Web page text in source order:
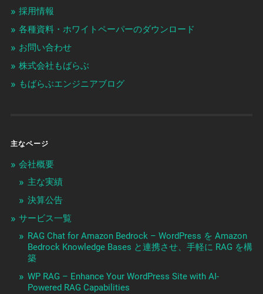
採用情報
各種資料・ホワイトペーパーのダウンロード
お問い合わせ
株式会社もばらぶ
もばらぶエンジニアブログ
主なページ
会社概要
主な実績
決算公告
サービス一覧
RAG Chat for Amazon Bedrock – WordPress を Amazon
Bedrock Knowledge Bases と連携させ、手軽に RAG を構
築
WP RAG – Enhance Your WordPress Site with AI-
Powered RAG Capabilities